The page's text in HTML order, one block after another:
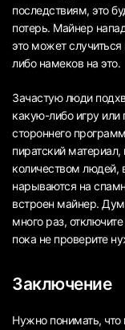
последствиям, это
потерь. Майнер
это может
либо намеков на это.
Зачастую люди
какую-либо игру или
стороннего
пиратский
количеством людей,
нарываются на
встроен майнер.
много раз,
пока не проверите
Заключение
Нужно понимать,